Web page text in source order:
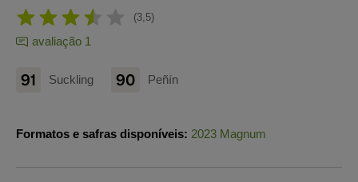
3,5
avaliação 1
91 Suckling 90 Peñín
Formatos e safras disponíveis: 2023 Magnum